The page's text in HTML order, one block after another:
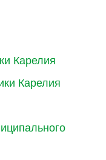
Карелия
Карелия